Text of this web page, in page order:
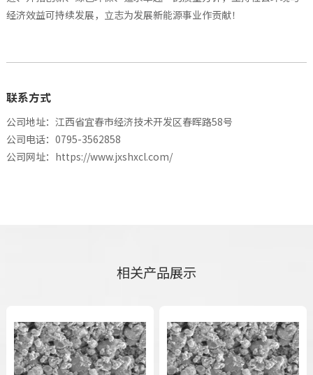
经济效益可持续发展，立志为发展新能源事业作贡献！
联系方式
公司地址：江西省宜春市经济技术开发区春晖路58号
公司电话：0795-3562858
公司网址： https://www.jxshxcl.com/
相关产品展示